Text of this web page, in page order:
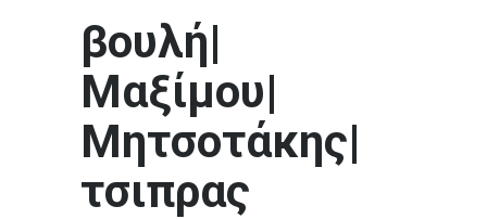
βουλή|
Μαξίμου|
Μητσοτάκης|
τσιπρας